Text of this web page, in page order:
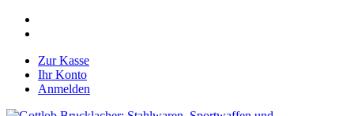
Zur Kasse
Ihr Konto
Anmelden